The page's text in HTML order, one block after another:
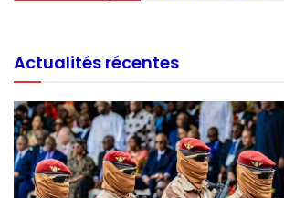
Actualités récentes